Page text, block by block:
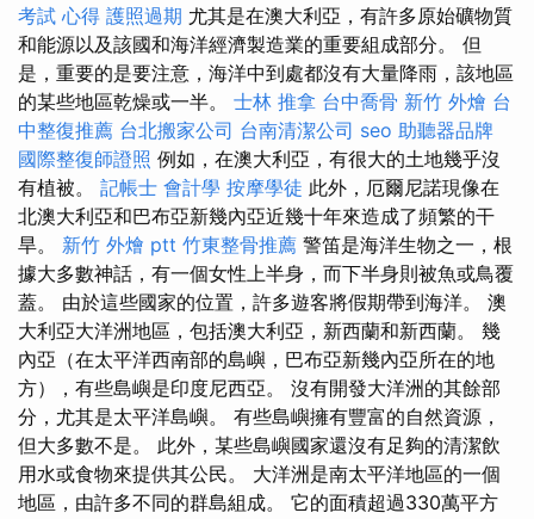
考試 心得 護照過期 尤其是在澳大利亞，有許多原始礦物質
和能源以及該國和海洋經濟製造業的重要組成部分。 但
是，重要的是要注意，海洋中到處都沒有大量降雨，該地區
的某些地區乾燥或一半。 士林 推拿 台中喬骨 新竹 外燴 台
中整復推薦 台北搬家公司 台南清潔公司 seo 助聽器品牌
國際整復師證照 例如，在澳大利亞，有很大的土地幾乎沒
有植被。 記帳士 會計學 按摩學徒 此外，厄爾尼諾現像在
北澳大利亞和巴布亞新幾內亞近幾十年來造成了頻繁的干
旱。 新竹 外燴 ptt 竹東整骨推薦 警笛是海洋生物之一，根
據大多數神話，有一個女性上半身，而下半身則被魚或鳥覆
蓋。 由於這些國家的位置，許多遊客將假期帶到海洋。 澳
大利亞大洋洲地區，包括澳大利亞，新西蘭和新西蘭。 幾
內亞（在太平洋西南部的島嶼，巴布亞新幾內亞所在的地
方），有些島嶼是印度尼西亞。 沒有開發大洋洲的其餘部
分，尤其是太平洋島嶼。 有些島嶼擁有豐富的自然資源，
但大多數不是。 此外，某些島嶼國家還沒有足夠的清潔飲
用水或食物來提供其公民。 大洋洲是南太平洋地區的一個
地區，由許多不同的群島組成。 它的面積超過330萬平方